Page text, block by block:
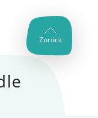
Zurück